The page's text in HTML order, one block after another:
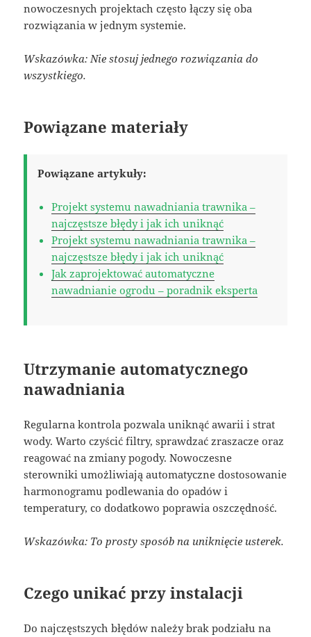
nowoczesnych projektach często łączy się oba
rozwiązania w jednym systemie.
Wskazówka: Nie stosuj jednego rozwiązania do
wszystkiego.
Powiązane materiały
Powiązane artykuły:
Projekt systemu nawadniania trawnika –
najczęstsze błędy i jak ich uniknąć
Projekt systemu nawadniania trawnika –
najczęstsze błędy i jak ich uniknąć
Jak zaprojektować automatyczne
nawadnianie ogrodu – poradnik eksperta
Utrzymanie automatycznego
nawadniania
Regularna kontrola pozwala uniknąć awarii i strat
wody. Warto czyścić filtry, sprawdzać zraszacze oraz
reagować na zmiany pogody. Nowoczesne
sterowniki umożliwiają automatyczne dostosowanie
harmonogramu podlewania do opadów i
temperatury, co dodatkowo poprawia oszczędność.
Wskazówka: To prosty sposób na uniknięcie usterek.
Czego unikać przy instalacji
Do najczęstszych błędów należy brak podziału na